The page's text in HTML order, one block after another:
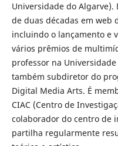
Universidade do
de duas décadas em web
incluindo o lançamento e
vários prêmios de
professor na
também subdiretor do
Digital Media Arts. É
CIAC (Centro de
colaborador do centro de
partilha regularmente